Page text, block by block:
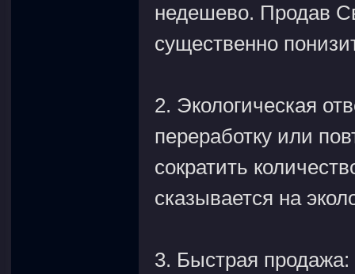
недешево. Продав
существенно
2. Экологическая
переработку или
сократить
сказывается на
3. Быстрая продажа: